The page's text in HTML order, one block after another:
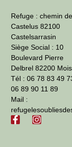
Refuge : chemin de
Castelus 82100
Castelsarrasin
Siège Social : 10
Boulevard Pierre
Delbrel 82200
Tél : 06 78 83 49
06 89 90 11 89
Mail :